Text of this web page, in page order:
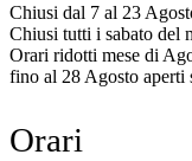
Chiusi dal 7 al 23
Chiusi tutti i sabato del
Orari ridotti mese di
fino al 28 Agosto aperti
Orari